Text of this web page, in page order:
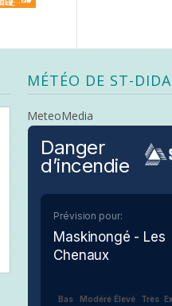
MÉTÉO DE ST-
MeteoMedia
Danger
d’incendie
Prévision pour:
Maskinongé - Les
Chenaux
Bas Modéré Élevé Très